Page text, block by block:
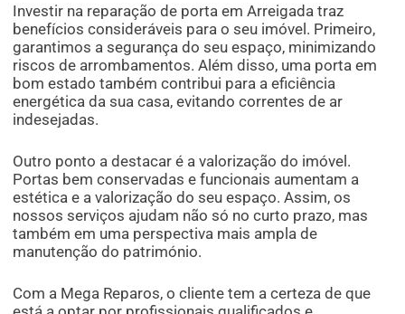
Investir na reparação de porta em Arreigada traz
benefícios consideráveis para o seu imóvel. Primeiro,
garantimos a segurança do seu espaço, minimizando
riscos de arrombamentos. Além disso, uma porta em
bom estado também contribui para a eficiência
energética da sua casa, evitando correntes de ar
indesejadas.
Outro ponto a destacar é a valorização do imóvel.
Portas bem conservadas e funcionais aumentam a
estética e a valorização do seu espaço. Assim, os
nossos serviços ajudam não só no curto prazo, mas
também em uma perspectiva mais ampla de
manutenção do património.
Com a Mega Reparos, o cliente tem a certeza de que